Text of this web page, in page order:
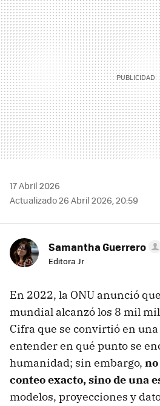
17 Abril 2026
Actualizado 26 Abril 2026, 20:59
Samantha Guerrero
Editora Jr
En 2022, la ONU anunció
mundial alcanzó los 8 mil
Cifra que se convirtió en
entender en qué punto se
humanidad; sin embargo,
conteo exacto, sino de una
modelos, proyecciones y